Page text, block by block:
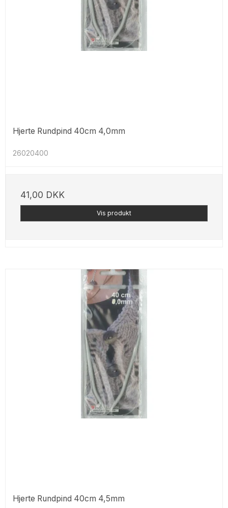
Hjerte Rundpind 40cm 4,0mm
26020400
41,00 DKK
Vis produkt
Hjerte Rundpind 40cm 4,5mm